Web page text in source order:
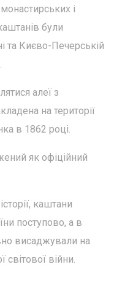
і
були
та Києво-Печерській
алеї з
на території
в 1862 році.
як офіційний
каштани
поступово, а в
висаджували на
війни.